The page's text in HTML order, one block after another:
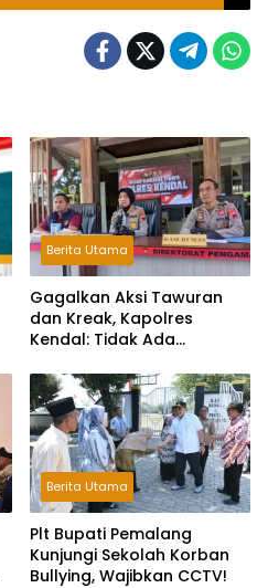
Berita Utama
Gagalkan Aksi Tawuran
dan Kreak, Kapolres
Kendal: Tidak Ada
Pelaku Kejahatan Jalanan
Berita Utama
Plt Bupati Pemalang
Kunjungi Sekolah Korban
Bullying, Wajibkan CCTV!